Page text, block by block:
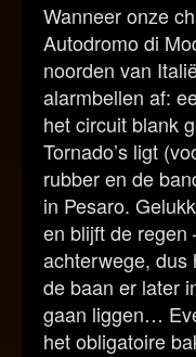
Wanneer onze
Autodromo di
noorden van
alarmbellen af:
het circuit blank
Tornado’s ligt
rubber en de
in Pesaro.
en blijft de regen
achterwege, dus
de baan er later
gaan liggen…
het obligatoire